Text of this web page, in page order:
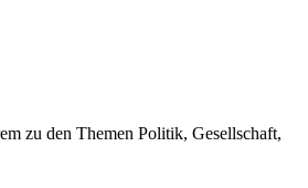
zu den Themen Politik, Gesellschaft,